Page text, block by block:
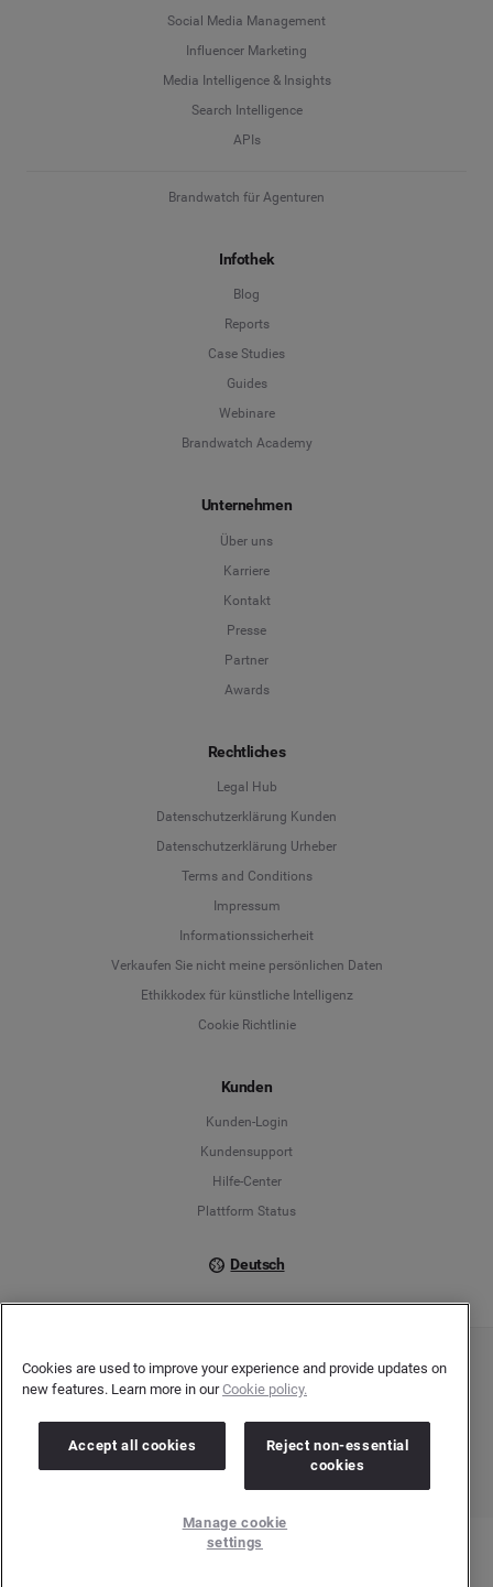
Social Media Management
Influencer Marketing
Media Intelligence & Insights
Search Intelligence
APIs
Brandwatch für Agenturen
Infothek
Blog
Reports
Case Studies
Guides
Webinare
Brandwatch Academy
Unternehmen
Über uns
Karriere
Kontakt
Presse
Partner
Awards
Rechtliches
Legal Hub
Datenschutzerklärung Kunden
Datenschutzerklärung Urheber
Terms and Conditions
Impressum
Informationssicherheit
Verkaufen Sie nicht meine persönlichen Daten
Ethikkodex für künstliche Intelligenz
Cookie Richtlinie
Kunden
Kunden-Login
Kundensupport
Hilfe-Center
Plattform Status
Deutsch
Deutsch
English
Copyright © 2026 Brandwatch. Alle Rechte vorbehalten. De-Saint-Exupéry-Straße 10,
60549 Frankfurt/Main
Umsatzsteuer-Identifikationsnummer: DE278408482
Cookies are used to improve your experience and provide updates on
new features. Learn more in ourCookie policy.
Accept all cookies
Reject non-essential
cookies
Manage cookie
settings